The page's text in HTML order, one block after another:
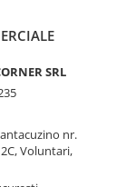
SRL
nr.
Voluntari,